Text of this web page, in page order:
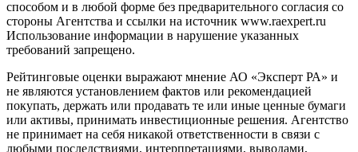
способом и в любой форме без предварительного согласия со
стороны Агентства и ссылки на источник www.raexpert.ru
Использование информации в нарушение указанных
требований запрещено.
Рейтинговые оценки выражают мнение АО «Эксперт РА» и
не являются установлением фактов или рекомендацией
покупать, держать или продавать те или иные ценные бумаги
или активы, принимать инвестиционные решения. Агентство
не принимает на себя никакой ответственности в связи с
любыми последствиями, интерпретациями, выводами,